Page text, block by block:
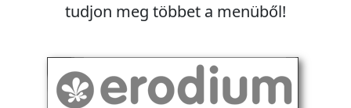
tudjon meg többet a menüből!